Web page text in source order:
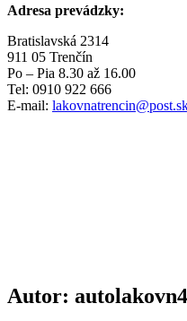
Adresa prevádzky:
Bratislavská 2314
911 05 Trenčín
Po – Pia 8.30 až 16.00
Tel: 0910 922 666
E-mail:
Autor: autolakovn4